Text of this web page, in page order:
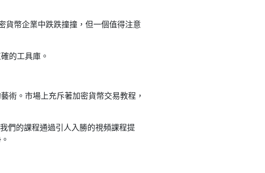
貨幣企業中跌跌撞撞，但一個值得注意
的工具庫。
術。市場上充斥著加密貨幣交易教程，
們的課程通過引人入勝的視頻課程提